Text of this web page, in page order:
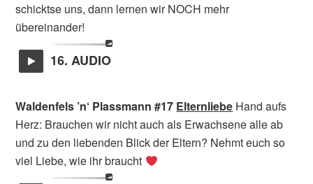
schicktse uns, dann lernen wir NOCH mehr
übereinander!
16. AUDIO
Waldenfels ’n‘ Plassmann #17 Elternliebe Hand aufs
Herz: Brauchen wir nicht auch als Erwachsene alle ab
und zu den liebenden Blick der Eltern? Nehmt euch so
viel Liebe, wie ihr braucht